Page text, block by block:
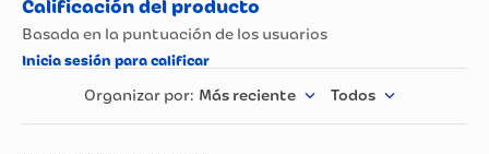
Más reciente Todos